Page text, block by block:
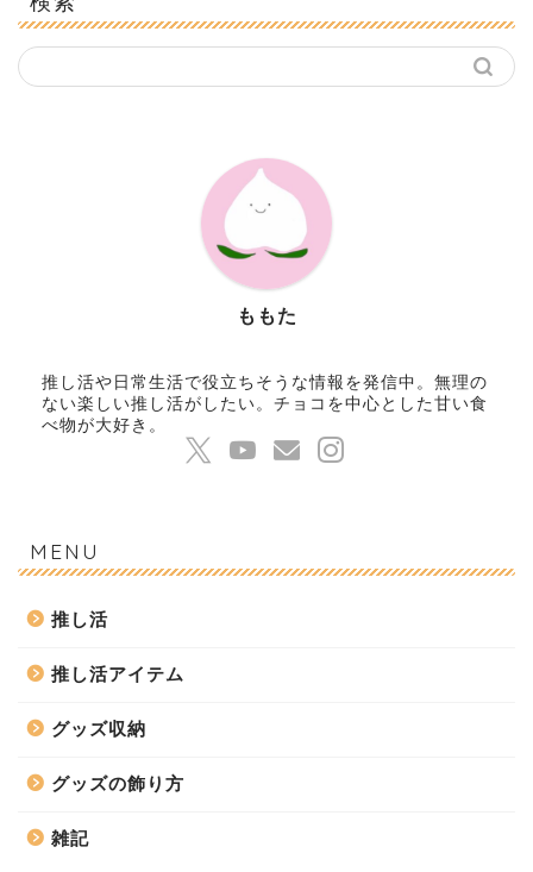
ももた
推し活や日常生活で役立ちそうな情報を発信中。無理の
ない楽しい推し活がしたい。チョコを中心とした甘い食
べ物が大好き。
MENU
推し活
推し活アイテム
グッズ収納
グッズの飾り方
雑記